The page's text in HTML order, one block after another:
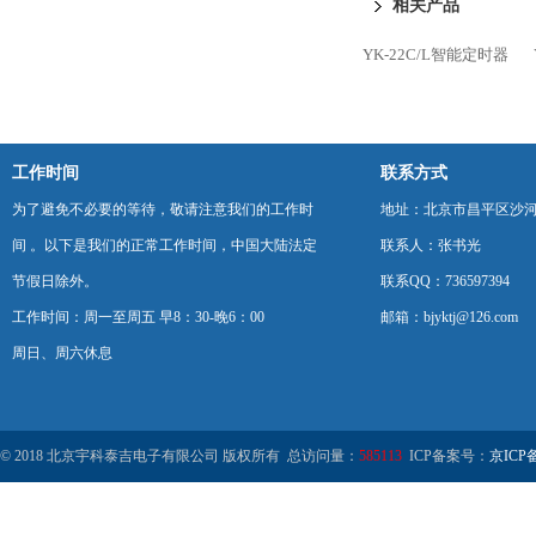
相关产品
YK-22C/L智能定时器
工作时间
为了避免不必要的等待，敬请注意我们的工作时
间 。以下是我们的正常工作时间，中国大陆法定
节假日除外。
工作时间：周一至周五 早8：30-晚6：00
周日、周六休息
联系方式
地址：北京市昌平区沙
联系人：张书光
联系QQ：736597394
邮箱：bjyktj@126.com
© 2018 北京宇科泰吉电子有限公司 版权所有 总访问量： 585113 ICP备案号： 京ICP